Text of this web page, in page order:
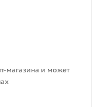
магазина и может